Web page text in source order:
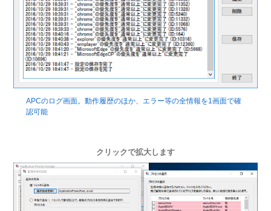
APCのログ画面。動作履歴のほか、エラー等の全情報を1画面で確
認可能
クリックで拡大します